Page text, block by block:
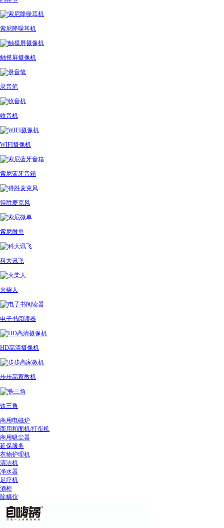
索尼降噪耳机
触摸屏摄像机
录音笔
收音机
WIFI摄像机
索尼蓝牙音箱
得胜麦克风
索尼微单
科大讯飞
火柴人
电子书阅读器
HD高清摄像机
步步高家教机
铁三角
商用电磁炉
商用和面机/打蛋机
商用吸尘器
延保服务
衣物护理机
清洁机
净水器
足疗机
酒柜
除螨仪